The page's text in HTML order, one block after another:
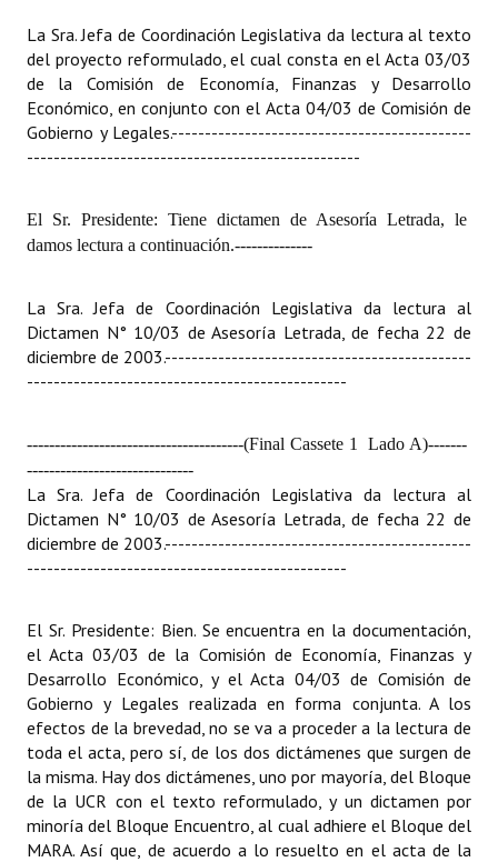
Ciudadano Ilustre - Registro
Banca del Vecino - Registro
Huéspedes de Honor - Registro
Reconocimientos - Registro
Entrega de distinciones
REFORMA DE LA CARTA ORGÁNICA
La Sra. Jefa de Coordinación Legislativa da lectura al texto
del proyecto reformulado, el cual consta en el Acta 03/03
de la Comisión de Economía, Finanzas y Desarrollo
Económico, en conjunto con el Acta 04/03 de Comisión de
Gobierno y Legales.---------------------------------------------
--------------------------------------------------
El Sr. Presidente: Tiene dictamen de Asesoría Letrada, le
damos lectura a continuación.--------------
La Sra. Jefa de Coordinación Legislativa da lectura al
Dictamen N° 10/03 de Asesoría Letrada, de fecha 22 de
diciembre de 2003.----------------------------------------------
------------------------------------------------
---------------------------------------(Final Cassete 1  Lado A)-------
------------------------------
La Sra. Jefa de Coordinación Legislativa da lectura al
Dictamen N° 10/03 de Asesoría Letrada, de fecha 22 de
diciembre de 2003.----------------------------------------------
------------------------------------------------
El Sr. Presidente: Bien. Se encuentra en la documentación,
el Acta 03/03 de la Comisión de Economía, Finanzas y
Desarrollo Económico, y el Acta 04/03 de Comisión de
Gobierno y Legales realizada en forma conjunta. A los
efectos de la brevedad, no se va a proceder a la lectura de
toda el acta, pero sí, de los dos dictámenes que surgen de
la misma. Hay dos dictámenes, uno por mayoría, del Bloque
de la UCR con el texto reformulado, y un dictamen por
minoría del Bloque Encuentro, al cual adhiere el Bloque del
MARA. Así que, de acuerdo a lo resuelto en el acta de la